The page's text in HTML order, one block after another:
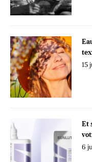
15
Et
6